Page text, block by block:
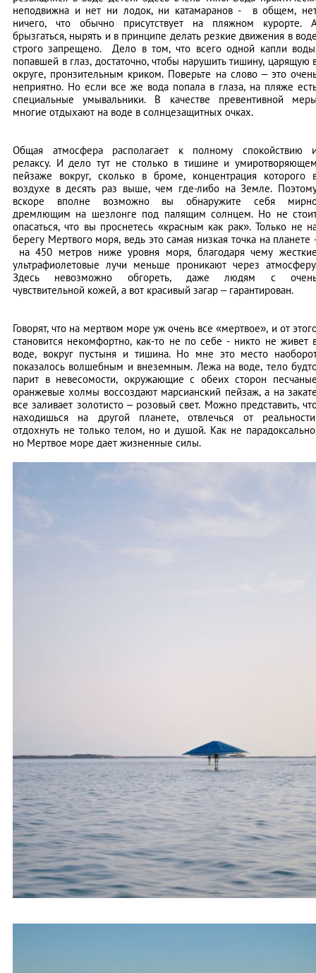
неподвижна и нет ни лодок, ни катамаранов - в общем,
ничего, что обычно присутствует на пляжном курорте.
брызгаться, нырять и в принципе делать резкие движения в
строго запрещено. Дело в том, что всего одной капли
попавшей в глаз, достаточно, чтобы нарушить тишину, царящую
округе, пронзительным криком. Поверьте на слово – это
неприятно. Но если все же вода попала в глаза, на пляже
специальные умывальники. В качестве превентивной
многие отдыхают на воде в солнцезащитных очках.
Общая атмосфера располагает к полному спокойствию
релаксу. И дело тут не столько в тишине и
пейзаже вокруг, сколько в броме, концентрация которого
воздухе в десять раз выше, чем где-либо на Земле.
вскоре вполне возможно вы обнаружите себя
дремлющим на шезлонге под палящим солнцем. Но не
опасаться, что вы проснетесь «красным как рак». Только не
берегу Мертвого моря, ведь это самая низкая точка на планете
на 450 метров ниже уровня моря, благодаря чему
ультрафиолетовые лучи меньше проникают через
Здесь невозможно обгореть, даже людям с
чувствительной кожей, а вот красивый загар – гарантирован.
Говорят, что на мертвом море уж очень все «мертвое», и от
становится некомфортно, как-то не по себе - никто не живет
воде, вокруг пустыня и тишина. Но мне это место
показалось волшебным и внеземным. Лежа на воде, тело
парит в невесомости, окружающие с обеих сторон
оранжевые холмы воссоздают марсианский пейзаж, а на
все заливает золотисто – розовый свет. Можно представить,
находишься на другой планете, отвлечься от
отдохнуть не только телом, но и душой. Как не
но Мертвое море дает жизненные силы.